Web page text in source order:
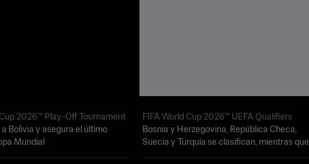
2026™ Play-Off Tournament
Bolivia y asegura el último
Mundial
FIFA World Cup 2026™ UEFA Qualifiers
Bosnia y Herzegovina, República Checa,
Suecia y Turquía se clasifican, mientras que